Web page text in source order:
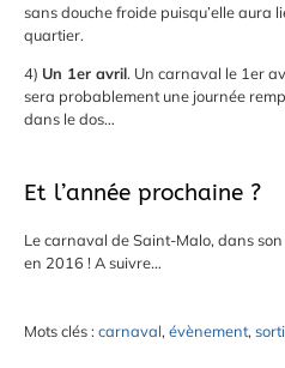
sans douche froide puisqu’elle aura
quartier.
4) Un 1er avril. Un carnaval le 1er
sera probablement une journée
dans le dos…
Et l’année prochaine ?
Le carnaval de Saint-Malo, dans
en 2016 ! A suivre…
Mots clés : carnaval, évènement,